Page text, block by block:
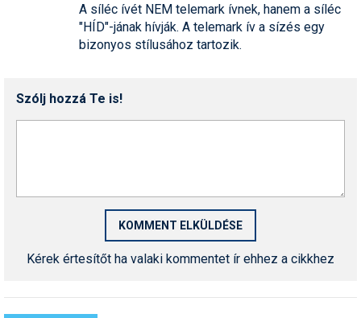
A síléc ívét NEM telemark ívnek, hanem a síléc
"HÍD"-jának hívják. A telemark ív a sízés egy
bizonyos stílusához tartozik.
Szólj hozzá Te is!
Kérek értesítőt ha valaki kommentet ír ehhez a cikkhez